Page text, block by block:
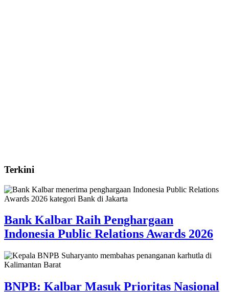
Terkini
Bank Kalbar Raih Penghargaan
Indonesia Public Relations Awards 2026
BNPB: Kalbar Masuk Prioritas Nasional